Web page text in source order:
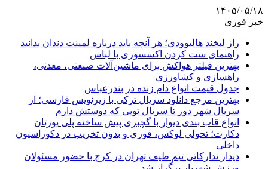
۱۴۰۵/۰۵/۱۸
خبر فوری
راز لبخند هالیوودی؛ هر آنچه باید درباره لمینت دندان بدانید
راهنمای ست کردن اکسسوری با لباس
بهترین فیلتر هواکش برای ماشین‌آلات صنعتی، معدنی،
راهسازی و کشاورزی
جدول قیمت انواع دام زنده در بندرعباس
بهترین مرجع دانلود سریال ترکی با زیرنویس فارسی؛ از
سریال شهر دور تا سریال تویی که دوستش دارم
انواع قاب بندی دیوار با گچبری پیش ساخته پلی یورتان
دکارت؛ تحولی لوکس، فوری و بدون تخریب در دکوراسیون
داخلی
دیدار تدارکاتی تیم طیف تهران در کرج با حضور مسئولان